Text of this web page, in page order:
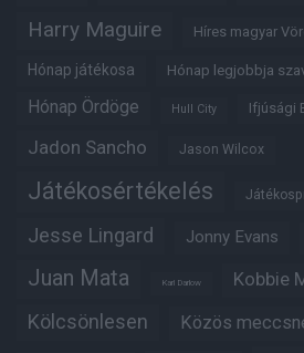
Harry Maguire Híres magyar
Hónap játékosa Hónap legjobbja
Hónap Ördöge Hull City Ifjúsági
Jadon Sancho Jason Wilcox
Játékosértékelés
Jesse Lingard Jonny Evans
Juan Mata Karl Darlow Kobbie
Kölcsönlesen Közös